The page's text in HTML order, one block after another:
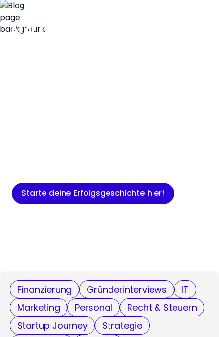
Starte deine Erfolgsgeschichte hier!
Finanzierung Gründerinterviews
IT
Marketing
Personal
Recht & Steuern
Startup Journey
Strategie